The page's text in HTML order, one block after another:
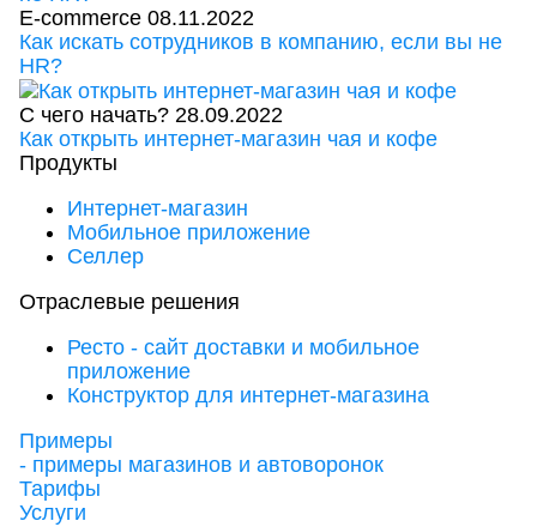
E-commerce 08.11.2022
Как искать сотрудников в компанию, если вы не
HR?
С чего начать? 28.09.2022
Как открыть интернет-магазин чая и кофе
Продукты
Интернет-магазин
Мобильное приложение
Селлер
Отраслевые решения
Ресто - сайт доставки и мобильное
приложение
Конструктор для интернет-магазина
Примеры
- примеры магазинов и автоворонок
Тарифы
Услуги